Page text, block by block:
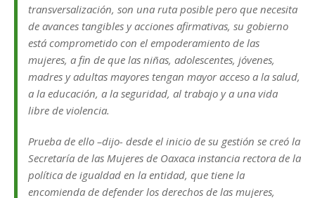
transversalización, son una ruta posible pero que necesita
de avances tangibles y acciones afirmativas, su gobierno
está comprometido con el empoderamiento de las
mujeres, a fin de que las niñas, adolescentes, jóvenes,
madres y adultas mayores tengan mayor acceso a la salud,
a la educación, a la seguridad, al trabajo y a una vida
libre de violencia.
Prueba de ello –dijo- desde el inicio de su gestión se creó la
Secretaría de las Mujeres de Oaxaca instancia rectora de la
política de igualdad en la entidad, que tiene la
encomienda de defender los derechos de las mujeres,